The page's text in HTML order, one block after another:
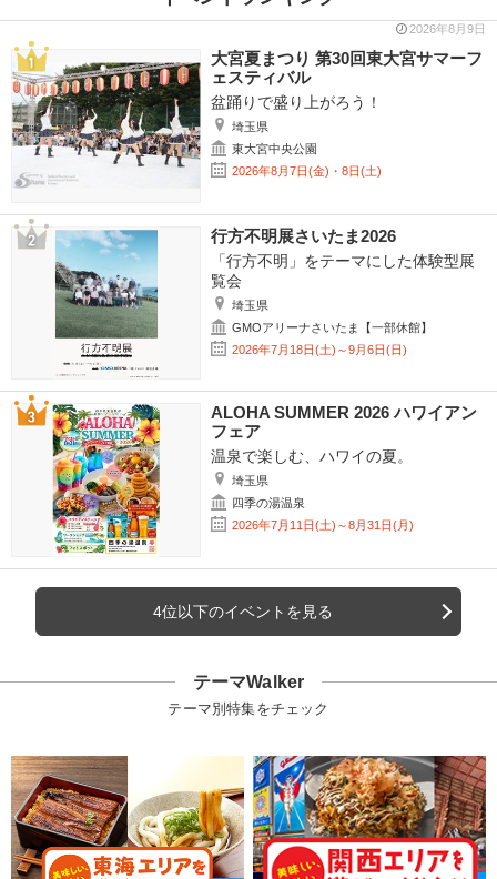
2026年8月9日
大宮夏まつり 第30回東大宮サマーフ
ェスティバル
盆踊りで盛り上がろう！
埼玉県
東大宮中央公園
2026年8月7日(金)・8日(土)
行方不明展さいたま2026
「行方不明」をテーマにした体験型展
覧会
埼玉県
GMOアリーナさいたま【一部休館】
2026年7月18日(土)～9月6日(日)
ALOHA SUMMER 2026 ハワイアン
フェア
温泉で楽しむ、ハワイの夏。
埼玉県
四季の湯温泉
2026年7月11日(土)～8月31日(月)
4位以下のイベントを見る
テーマWalker
テーマ別特集をチェック